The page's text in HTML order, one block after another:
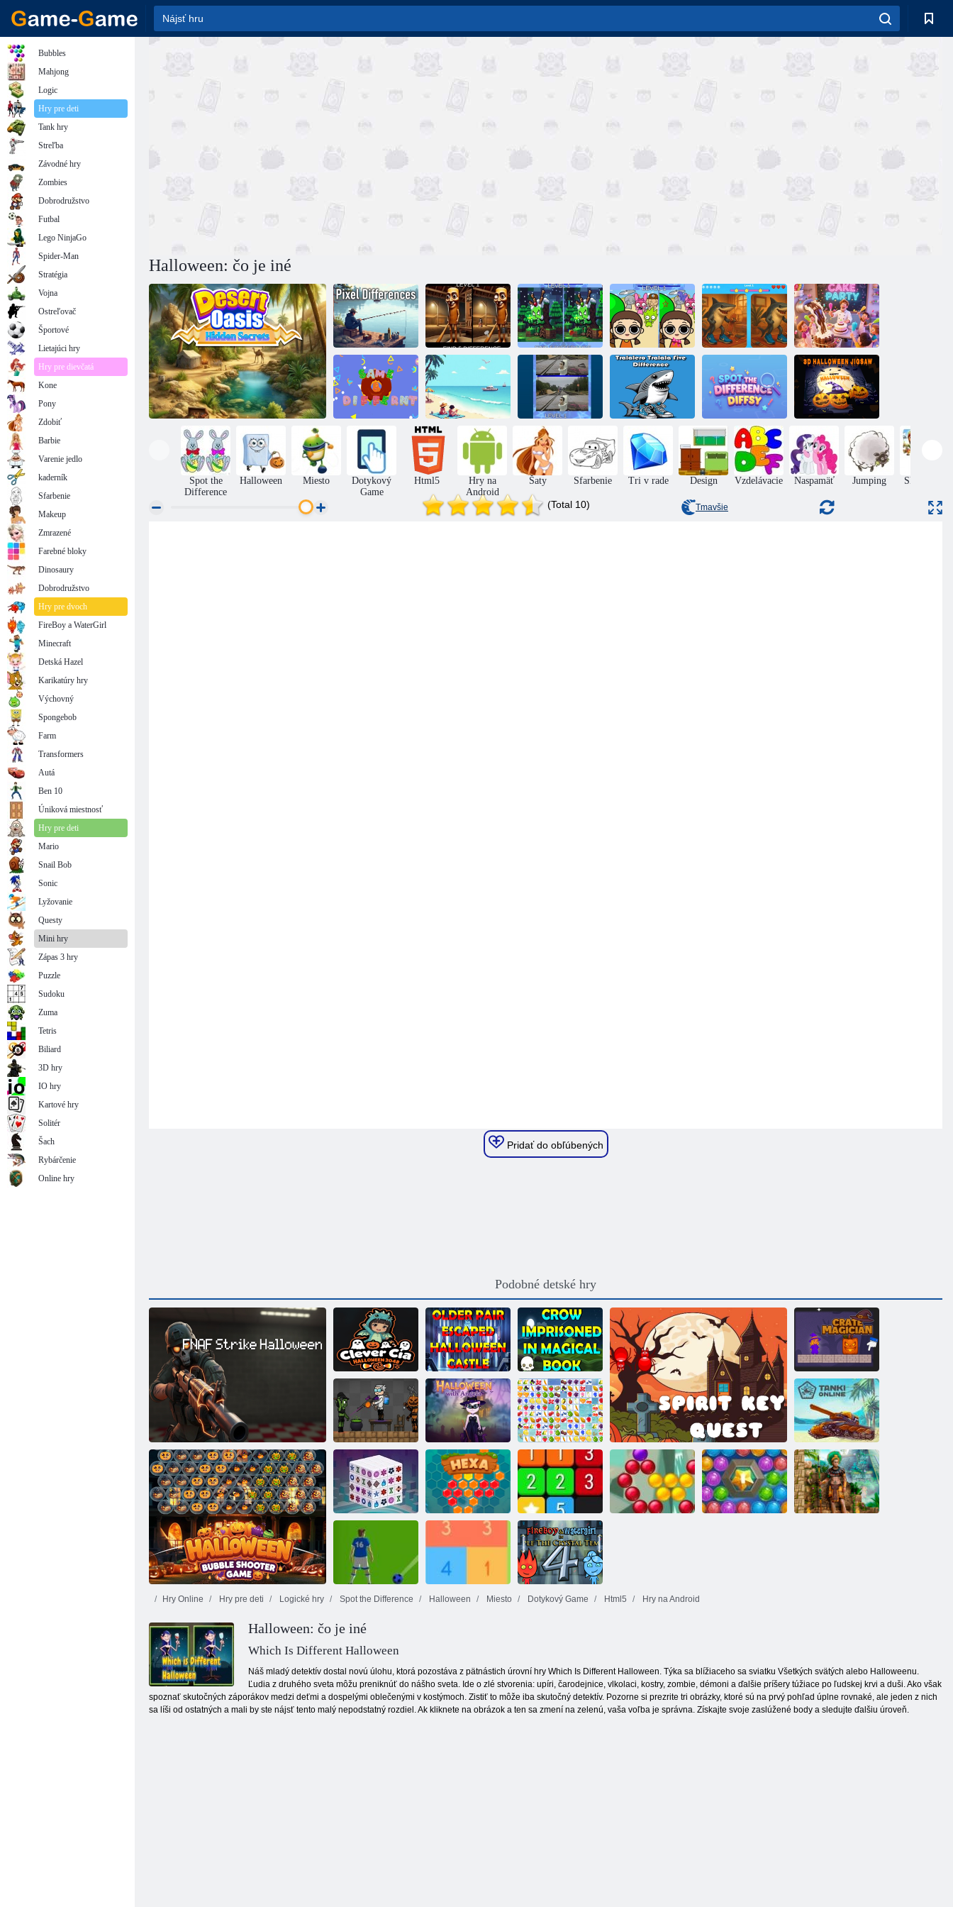
Halloween: čo je iné
Rozdiely v
pixeloch
Tung Tung
Sahur: rozdiely
Minecraft:
Rozdiel medzi
lávovým
kuracím mäsom
Skrunki a hrajte
v Kalmare:
Nájdite rozdiely
Taliansky
braynrot: Nájdite
rozdiely
Nájdite rozdiely:
pečenie na Deň
matiek
Rovnaké a iné
šišky
Rozdiely
Toaleta Skibidi:
päť rozdielov 2
Tralalero Tralala
päť rozdielov
Nájdite rozdiely
3D
halloweenske
puzzle
Spot the
Difference
Halloween Miesto
Dotykový
Game
Html5
Hry na
Android
Šaty Sfarbenie Tri v rade Design Vzdelávacie Naspamäť Jumping
Skladačky
(Total 10) Tmavšie
Pridať do obľúbených
Podobné detské hry
Five Nights at Freddy's: Halloween Bash
Smart Kia:
Halloween 2048
Starší pár utiekol
z
halloweenskeho
hradu
Vrana uväznená
v čarovnej knihe
Magická skrinka
Halloweenske
ihrisko: Faction
Wars
Halloween s
Angelou
Halloweenská hra na strieľanie bublín
Ovocné
pripojenie
Tanki online
Mahjong
Dimensions
Pripojiť
Futbal bubliny
Hry Online Hry pre deti Logické hry Spot the Difference Halloween Miesto Dotykový Game Html5 Hry na Android
Halloween: čo je iné
Which Is Different Halloween
Náš mladý detektív dostal novú úlohu, ktorá pozostáva z pätnástich úrovní hry Which Is Different Halloween. Týka sa blížiaceho sa sviatku Všetkých svätých alebo Halloweenu.
Ľudia z druhého sveta môžu preniknúť do nášho sveta. Ide o zlé stvorenia: upíri, čarodejnice, vlkolaci, kostry, zombie, démoni a ďalšie príšery túžiace po ľudskej krvi a duši. Ako však
spoznať skutočných záporákov medzi deťmi a dospelými oblečenými v kostýmoch. Zistiť to môže iba skutočný detektív. Pozorne si prezrite tri obrázky, ktoré sú na prvý pohľad úplne rovnaké, ale jeden z nich
sa líši od ostatných a mali by ste nájsť tento malý nepodstatný rozdiel. Ak kliknete na obrázok a ten sa zmení na zelenú, vaša voľba je správna. Získajte svoje zaslúžené body a sledujte ďalšiu úroveň.
Bubbles
Mahjong
Logic
Hry pre deti
Tank hry
Streľba
Závodné hry
Zombies
Dobrodružstvo
Futbal
Lego NinjaGo
Spider-Man
Stratégia
Vojna
Ostreľovač
Športové
Lietajúci hry
Hry pre dievčatá
Kone
Pony
Zdobiť
Barbie
Varenie jedlo
kaderník
Sfarbenie
Makeup
Zmrazené
Farebné bloky
Dinosaury
Dobrodružstvo
Hry pre dvoch
FireBoy a WaterGirl
Minecraft
Detská Hazel
Karikatúry hry
Výchovný
Spongebob
Farm
Transformers
Autá
Ben 10
Úniková miestnosť
Hry pre deti
Mario
Snail Bob
Sonic
Lyžovanie
Questy
Mini hry
Zápas 3 hry
Puzzle
Sudoku
Zuma
Tetris
Biliard
3D hry
IO hry
Kartové hry
Solitér
Šach
Rybárčenie
Online hry